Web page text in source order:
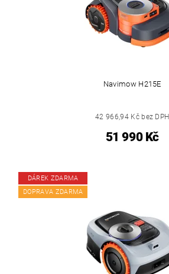
Navimow H215E
42 966,94 Kč bez DPH
51 990 Kč
DÁREK ZDARMA
DOPRAVA ZDARMA